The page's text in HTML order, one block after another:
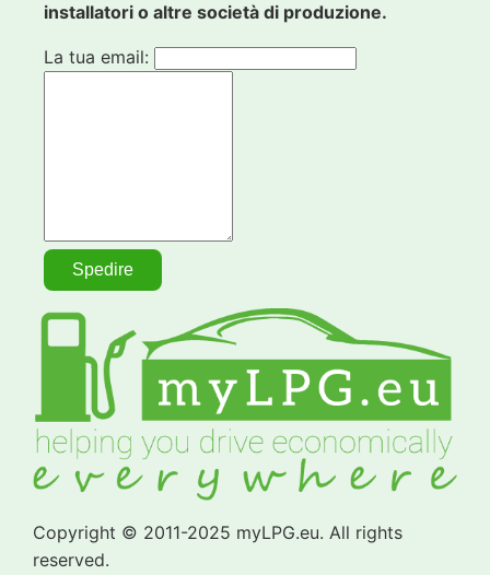
installatori o altre società di produzione.
La tua email:
Copyright © 2011-2025 myLPG.eu. All rights
reserved.